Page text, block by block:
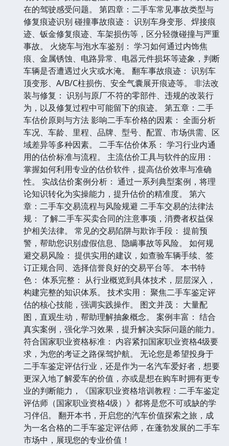
在的驾驶感受问题。 第四章：二手车常见事故类型与
修复痕迹识别 碰撞事故痕迹： 识别车身变形、焊接痕
迹、钣金修复痕迹、车架损伤等，区分轻微碰撞与严重
事故。 火烧车与泡水车鉴别： 学习如何通过内饰焦
痕、金属锈蚀、电路异常、电器元件损坏等迹象，判断
车辆是否遭遇过火灾或水淹。 翻车事故痕迹： 识别车
顶变形、A/B/C柱损伤、安全气囊展开痕迹等。 非法改
装与修复： 识别与原厂不符的零部件、违规的改装行
为，以及修复过程中可能留下的痕迹。 第五章：二手
车估价原则与方法 影响二手车价格的因素： 全面分析
车况、车龄、里程、品牌、型号、配置、市场供需、区
域差异等多种因素。 二手车估价体系： 学习行业内通
用的估价标准与流程。 主流估价工具与软件的应用：
掌握如何利用专业的估价软件，提高估价效率与准确
性。 实战估价案例分析： 通过一系列典型案例，将理
论知识转化为实操能力，提升估价的精准度。 第六
章：二手车交易流程与风险规避 二手车交易的法律法
规： 了解二手车买卖合同的注意事项，消费者权益保
护相关法律。 常见的交易陷阱与欺诈手段： 提前预
警，帮助您识别虚假信息、隐瞒事故等风险。 如何规
避交易风险： 提供实用的建议，如查验车辆手续、签
订正规合同、选择信誉良好的交易平台等。 本书特
色： 体系完整： 从行业概览到具体技术，层层深入，
构建完整的知识体系。 技术实用： 聚焦二手车鉴定评
估的核心技能，强调实践操作。 图文并茂： 大量配
图，直观生动，帮助理解抽象概念。 案例丰富： 结合
真实案例，强化学习效果，提升解决实际问题的能力。
符合国家职业资格标准： 内容紧扣国家职业资格4级要
求，为您的考证之路保驾护航。 无论您是希望投身于
二手车鉴定评估行业，还是作为一名汽车爱好者，想要
更深入地了解爱车的价值，亦或是想在购车时拥有更专
业的判断能力，《国家职业资格培训教程：二手车鉴定
评估师（国家职业资格4级）》都将是您不可或缺的学
习伴侣。 翻开本书，开启您的汽车价值探索之旅，成
为一名合格的二手车鉴定评估师，在蓬勃发展的二手车
市场中，展现您的专业价值！